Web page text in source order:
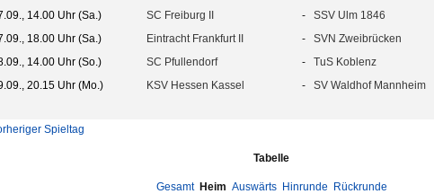
14.00 Uhr (Sa.)
SC Freiburg II - SSV Ulm 1846
18.00 Uhr (Sa.)
Eintracht Frankfurt II - SVN Zweibrücken
14.00 Uhr (So.)
SC Pfullendorf - TuS Koblenz
20.15 Uhr (Mo.)
KSV Hessen Kassel - SV Waldhof Mannheim
Spieltag
Tabelle
GesamtHeim Auswärts Hinrunde Rückrunde